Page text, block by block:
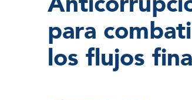
para
los flujos